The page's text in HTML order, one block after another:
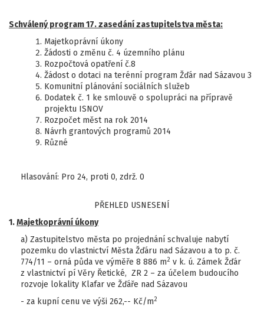
Schválený program 17. zasedání zastupitelstva města:
Majetkoprávní úkony
Žádosti o změnu č. 4 územního plánu
Rozpočtová opatření č.8
Žádost o dotaci na terénní program Žďár nad Sázavou 3
Komunitní plánování sociálních služeb
Dodatek č. 1 ke smlouvě o spolupráci na přípravě
projektu ISNOV
Rozpočet měst na rok 2014
Návrh grantových programů 2014
Různé
Hlasování: Pro 24, proti 0, zdrž. 0
PŘEHLED USNESENÍ
1.Majetkoprávní úkony
a) Zastupitelstvo města po projednání schvaluje nabytí
pozemku do vlastnictví Města Žďáru nad Sázavou a to p. č.
774/11 – orná půda ve výměře 8 886 m2 v k. ú. Zámek Žďár
z vlastnictví pí Věry Řetické, ZR 2 – za účelem budoucího
rozvoje lokality Klafar ve Žďáře nad Sázavou
- za kupní cenu ve výši 262,-- Kč/m2